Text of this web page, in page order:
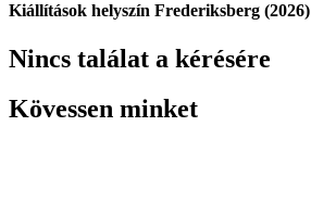
Kiállítások helyszín Frederiksberg (2026)
Nincs találat a kérésére
Kövessen minket